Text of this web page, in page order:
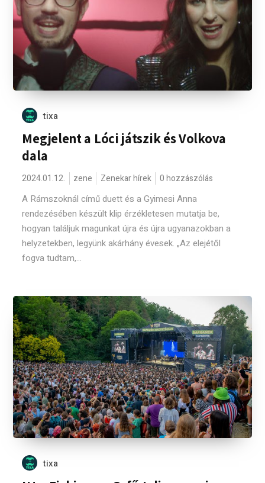
tixa
Megjelent a Lóci játszik és Volkova
dala
2024.01.12. zene Zenekar hírek 0 hozzászólás
A Rámszoknál című duett és a Gyimesi Anna
rendezésében készült klip érzékletesen mutatja be,
hogyan találjuk magunkat újra és újra ugyanazokban a
helyzetekben, legyünk akárhány évesek. „Az elejétől
fogva tudtam,...
tixa